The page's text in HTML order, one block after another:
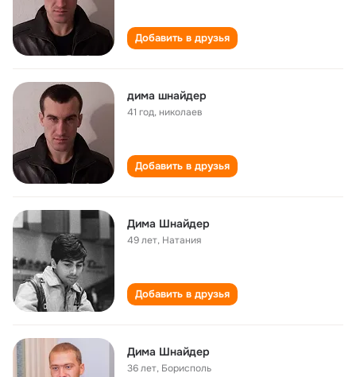
Добавить в друзья
дима шнайдер
41 год,николаев
Добавить в друзья
Дима Шнайдер
49 лет, Натания
Добавить в друзья
Дима Шнайдер
36 лет, Борисполь